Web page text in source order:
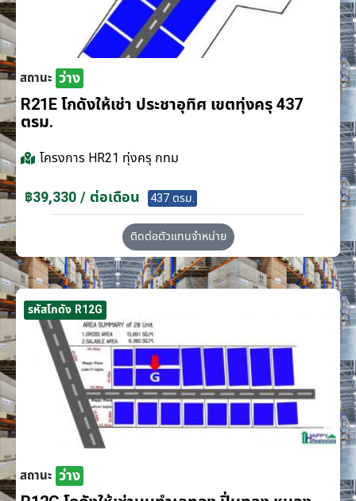
สถานะ ว่าง
R21E โกดังให้เช่า ประชาอุทิศ เขตทุ่งครุ 437
ตรม.
โครงการ HR21 ทุ่งครุ กทม
฿39,330 / ต่อเดือน 437 ตรม.
ติดต่อตัวแทนจำหน่าย
รหัสโกดัง R12G
สถานะ ว่าง